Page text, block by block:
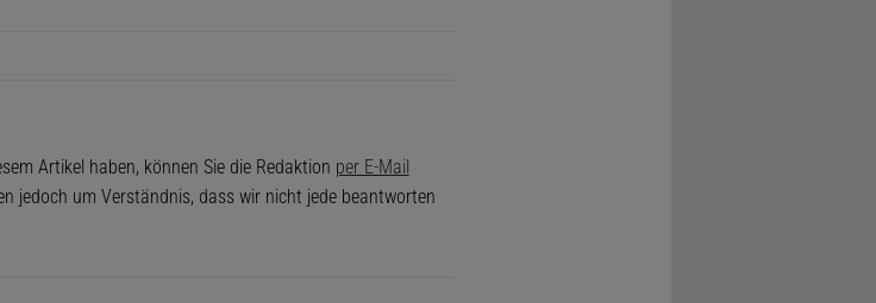
Artikel haben, können Sie die Redaktion per E-Mail
jedoch um Verständnis, dass wir nicht jede beantworten